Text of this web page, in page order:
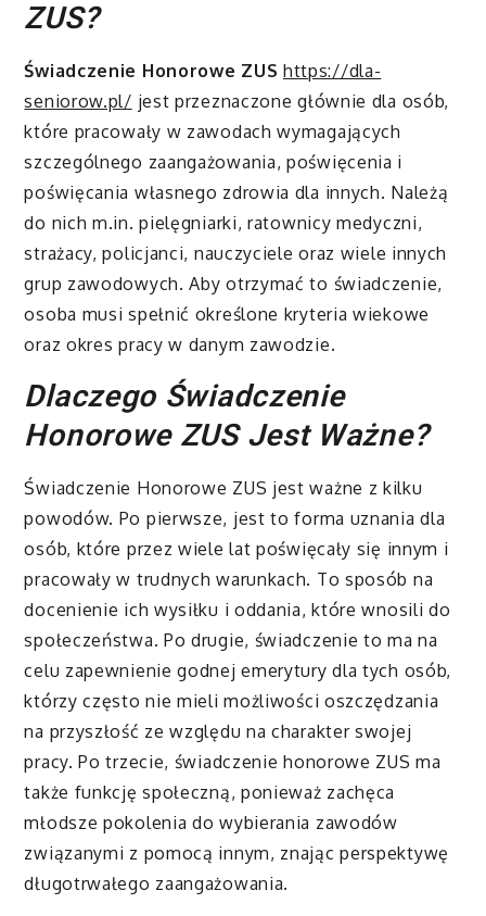
ZUS?
Świadczenie Honorowe ZUS https://dla-
seniorow.pl/ jest przeznaczone głównie dla osób,
które pracowały w zawodach wymagających
szczególnego zaangażowania, poświęcenia i
poświęcania własnego zdrowia dla innych. Należą
do nich m.in. pielęgniarki, ratownicy medyczni,
strażacy, policjanci, nauczyciele oraz wiele innych
grup zawodowych. Aby otrzymać to świadczenie,
osoba musi spełnić określone kryteria wiekowe
oraz okres pracy w danym zawodzie.
Dlaczego Świadczenie
Honorowe ZUS Jest Ważne?
Świadczenie Honorowe ZUS jest ważne z kilku
powodów. Po pierwsze, jest to forma uznania dla
osób, które przez wiele lat poświęcały się innym i
pracowały w trudnych warunkach. To sposób na
docenienie ich wysiłku i oddania, które wnosili do
społeczeństwa. Po drugie, świadczenie to ma na
celu zapewnienie godnej emerytury dla tych osób,
którzy często nie mieli możliwości oszczędzania
na przyszłość ze względu na charakter swojej
pracy. Po trzecie, świadczenie honorowe ZUS ma
także funkcję społeczną, ponieważ zachęca
młodsze pokolenia do wybierania zawodów
związanymi z pomocą innym, znając perspektywę
długotrwałego zaangażowania.